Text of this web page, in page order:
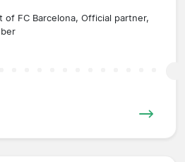
of FC Barcelona, Official partner,